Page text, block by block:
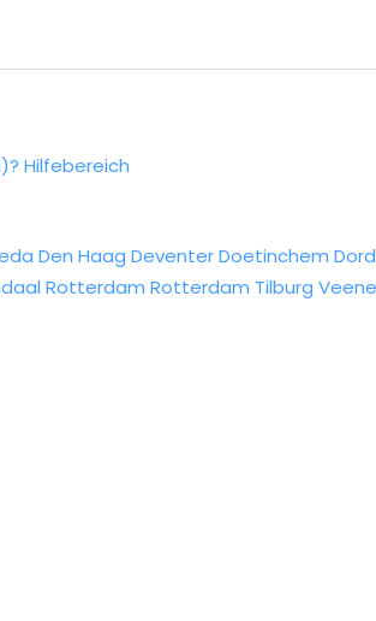
Hilfebereich
Den Haag DeventerDoetinchem
Rotterdam Rotterdam Tilburg